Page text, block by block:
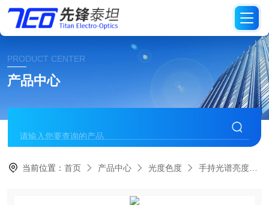
PRODUCT CENTER
产品中心
当前位置：首页 产品中心 光度色度 手持光谱亮度计